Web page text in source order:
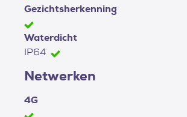
Gezichtsherkenning
Waterdicht
IP64
Netwerken
4G